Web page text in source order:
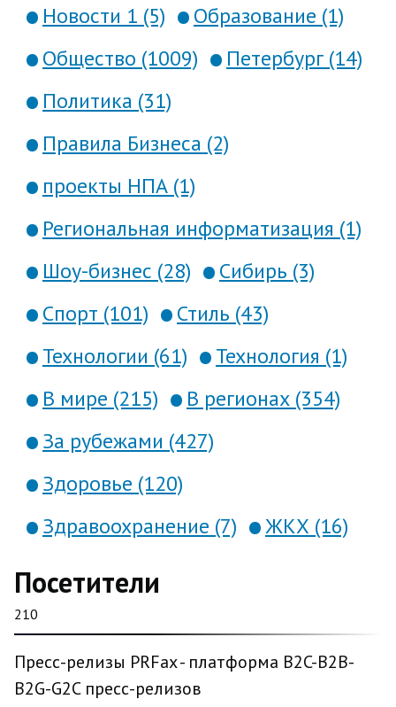
Новости 1 (5)
Образование (1)
Общество (1009)
Петербург (14)
Политика (31)
Правила Бизнеса (2)
проекты НПА (1)
Региональная информатизация (1)
Шоу-бизнес (28)
Сибирь (3)
Спорт (101)
Стиль (43)
Технологии (61)
Технология (1)
В мире (215)
В регионах (354)
За рубежами (427)
Здоровье (120)
Здравоохранение (7)
ЖКХ (16)
Посетители
210
Пресс-релизы PRFax - платформа B2C-B2B-
B2G-G2C пресс-релизов